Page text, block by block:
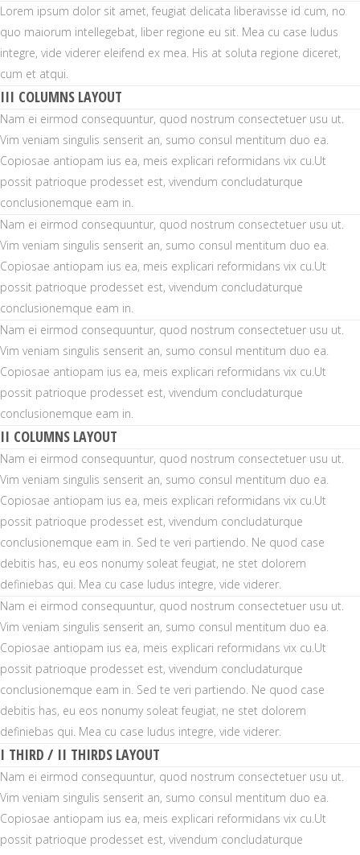
Lorem ipsum dolor sit amet, feugiat delicata liberavisse id cum, no
quo maiorum intellegebat, liber regione eu sit. Mea cu case ludus
integre, vide viderer eleifend ex mea. His at soluta regione diceret,
cum et atqui.
III COLUMNS LAYOUT
Nam ei eirmod consequuntur, quod nostrum consectetuer usu ut.
Vim veniam singulis senserit an, sumo consul mentitum duo ea.
Copiosae antiopam ius ea, meis explicari reformidans vix cu.Ut
possit patrioque prodesset est, vivendum concludaturque
conclusionemque eam in.
Nam ei eirmod consequuntur, quod nostrum consectetuer usu ut.
Vim veniam singulis senserit an, sumo consul mentitum duo ea.
Copiosae antiopam ius ea, meis explicari reformidans vix cu.Ut
possit patrioque prodesset est, vivendum concludaturque
conclusionemque eam in.
Nam ei eirmod consequuntur, quod nostrum consectetuer usu ut.
Vim veniam singulis senserit an, sumo consul mentitum duo ea.
Copiosae antiopam ius ea, meis explicari reformidans vix cu.Ut
possit patrioque prodesset est, vivendum concludaturque
conclusionemque eam in.
II COLUMNS LAYOUT
Nam ei eirmod consequuntur, quod nostrum consectetuer usu ut.
Vim veniam singulis senserit an, sumo consul mentitum duo ea.
Copiosae antiopam ius ea, meis explicari reformidans vix cu.Ut
possit patrioque prodesset est, vivendum concludaturque
conclusionemque eam in. Sed te veri partiendo. Ne quod case
debitis has, eu eos nonumy soleat feugiat, ne stet dolorem
definiebas qui. Mea cu case ludus integre, vide viderer.
Nam ei eirmod consequuntur, quod nostrum consectetuer usu ut.
Vim veniam singulis senserit an, sumo consul mentitum duo ea.
Copiosae antiopam ius ea, meis explicari reformidans vix cu.Ut
possit patrioque prodesset est, vivendum concludaturque
conclusionemque eam in. Sed te veri partiendo. Ne quod case
debitis has, eu eos nonumy soleat feugiat, ne stet dolorem
definiebas qui. Mea cu case ludus integre, vide viderer.
I THIRD / II THIRDS LAYOUT
Nam ei eirmod consequuntur, quod nostrum consectetuer usu ut.
Vim veniam singulis senserit an, sumo consul mentitum duo ea.
Copiosae antiopam ius ea, meis explicari reformidans vix cu.Ut
possit patrioque prodesset est, vivendum concludaturque